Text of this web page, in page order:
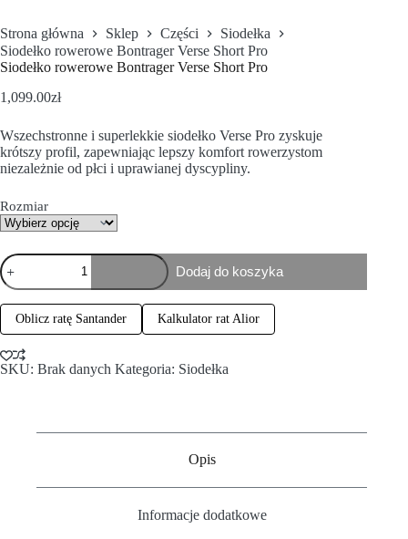
Strona główna Sklep Części
Siodełka
Siodełko rowerowe Bontrager Verse Short Pro
Siodełko rowerowe Bontrager Verse Short Pro
1,099.00zł
Wszechstronne i superlekkie siodełko Verse Pro zyskuje
krótszy profil, zapewniając lepszy komfort rowerzystom
niezależnie od płci i uprawianej dyscypliny.
Rozmiar
Dodaj do koszyka
Oblicz ratę Santander Kalkulator rat Alior
SKU: Brak danych Kategoria: Siodełka
Opis
Informacje dodatkowe